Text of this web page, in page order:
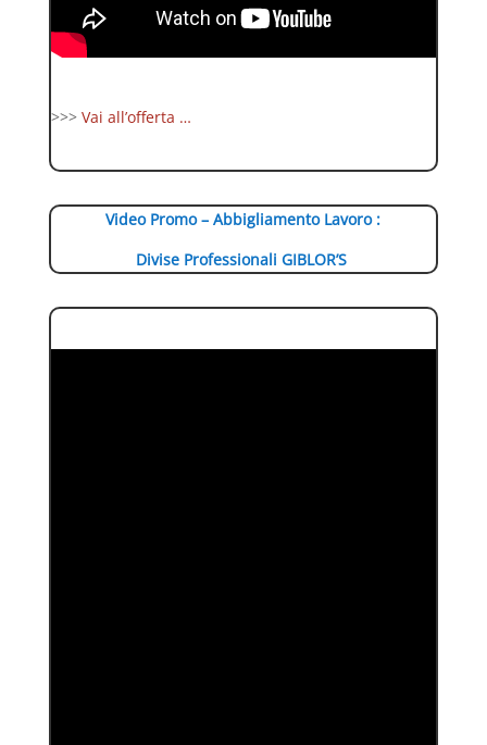
>>> Vai all’offerta …
Video Promo – Abbigliamento Lavoro :
Divise Professionali GIBLOR’S